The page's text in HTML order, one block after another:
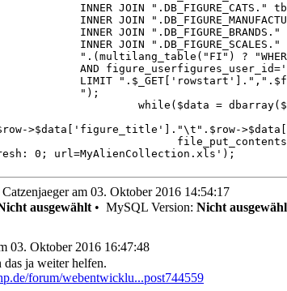
".DB_FIGURE_CATS." tbc ON
".DB_FIGURE_BRANDS." tbb
".DB_FIGURE_SCALES." tbs
? "WHERE
=
>$data['figure_title']."\t".$row-
0; url=MyAlienCollection.xls');
am 03. Oktober 2016 14:54:17
ausgewählt • MySQL Version: Nicht
03. Oktober 2016 16:47:48
ja weiter helfen.
forum/webentwicklu...post744559